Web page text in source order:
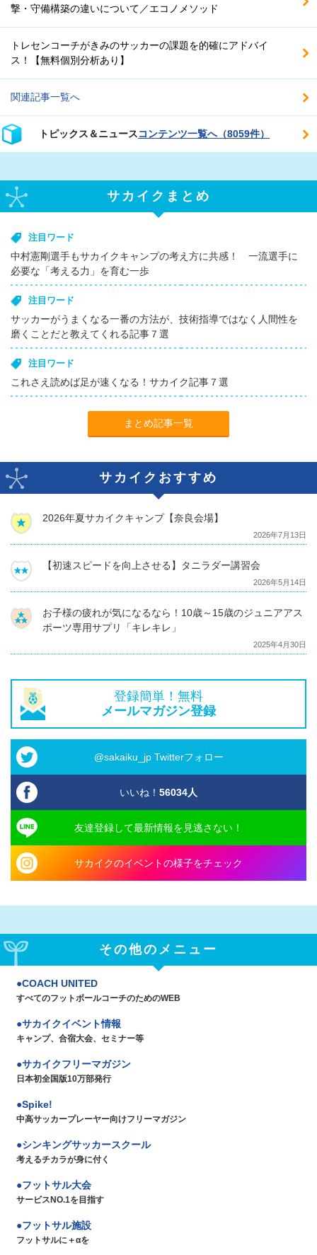
撃・守備構築の違いについて／エコノメソッド
トレセンコーチがきみのサッカーの課題を的確にアドバイ
ス！【無料個別分析あり】
関連記事一覧へ
トピックス＆ニュースコンテンツ一覧へ（8059件）
サカイクまとめ
注目ワード
中村憲剛選手もサカイクキャンプの考え方に共感！ 一流選手に
必要な「考える力」を育む一歩
注目ワード
サッカーがうまくなる一番の方法が、技術指導ではなく人間性を
磨くことだと教えてくれる記事７選
注目ワード
これさえ読めば足が速くなる！サカイク記事７選
まとめ記事一覧
サカイクおすすめ
2026年夏サカイクキャンプ【奈良会場】
2026年7月13日
【初速スピードを向上させる】タニラダー講習会
2026年5月14日
お子様の疲れが気になるなら！10歳～15歳のジュニアアス
ポーツ専用サプリ「キレキレ」
2025年4月30日
登録簡単！無料
メールマガジン登録
@sakaiku_jp Twitterフォロー
いいね！ 56034人
友達登録して最新情報を見逃さない！
サカイクのイベントの様子をチェック
その他のメニュー
COACH UNITED
すべてのフットボールコーチのためのWEB
サカイクイベント情報
キャンプ、合宿大会、セミナー等
サカイクフリーマガジン
日本初全国版10万部発行
Spike!
中高サッカープレーヤー向けフリーマガジン
シンキングサッカースクール
考えるチカラが身に付く
フットサル大会
サービスNO.1を目指す
フットサル施設
フットサルに＋αを